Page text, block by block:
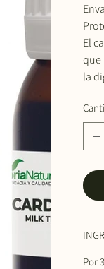
El
que
la
Por